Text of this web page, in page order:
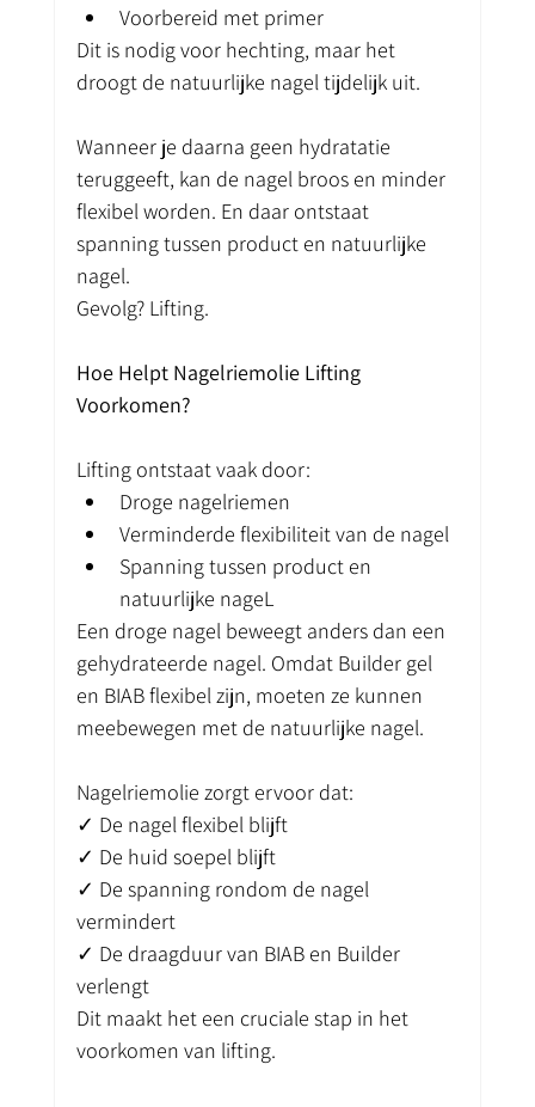
Voorbereid met primer
Dit is nodig voor hechting, maar het
droogt de natuurlijke nagel tijdelijk uit.
Wanneer je daarna geen hydratatie
teruggeeft, kan de nagel broos en minder
flexibel worden. En daar ontstaat
spanning tussen product en natuurlijke
nagel.
Gevolg? Lifting.
Hoe Helpt Nagelriemolie Lifting
Voorkomen?
Lifting ontstaat vaak door:
Droge nagelriemen
Verminderde flexibiliteit van de nagel
Spanning tussen product en
natuurlijke nageL
Een droge nagel beweegt anders dan een
gehydrateerde nagel. Omdat Builder gel
en BIAB flexibel zijn, moeten ze kunnen
meebewegen met de natuurlijke nagel.
Nagelriemolie zorgt ervoor dat:
✓ De nagel flexibel blijft
✓ De huid soepel blijft
✓ De spanning rondom de nagel
vermindert
✓ De draagduur van BIAB en Builder
verlengt
Dit maakt het een cruciale stap in het
voorkomen van lifting.